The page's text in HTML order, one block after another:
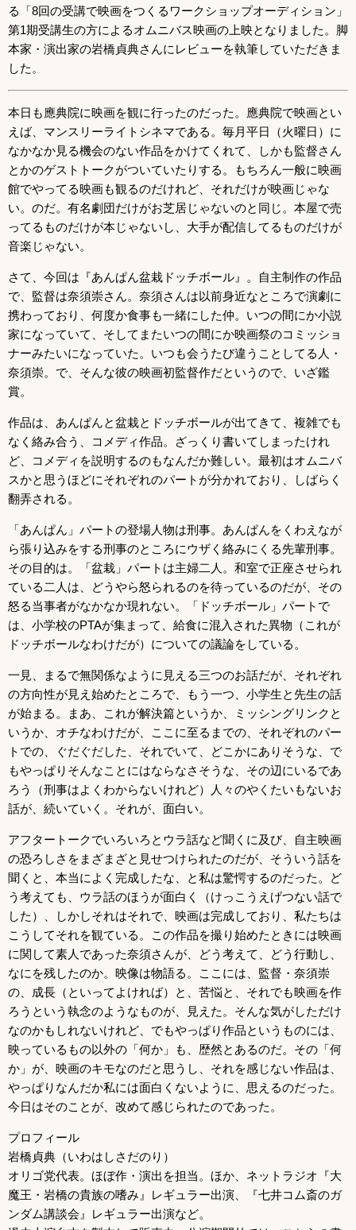
る「8回の受講で映画をつくるワークショップオーディション」
第1期受講生の方によるオムニバス映画の上映となりました。脚
本家・演出家の岩橋貞典さんにレビューを執筆していただきま
した。
本日も應典院に映画を観に行ったのだった。應典院で映画とい
えば、マンスリーライトシネマである。毎月平日（火曜日）に
なかなか見る機会のない作品をかけてくれて、しかも監督さん
とかのゲストトークがついていたりする。もちろん一般に映画
館でやってる映画も観るのだけれど、それだけが映画じゃな
い。のだ。有名劇団だけがお芝居じゃないのと同じ。本屋で売
ってるものだけが本じゃないし、大手が配信してるものだけが
音楽じゃない。
さて、今回は『あんぱん盆栽ドッチボール』。自主制作の作品
で、監督は奈須崇さん。奈須さんは以前身近なところで演劇に
携わっており、何度か食事も一緒にした仲。いつの間にか小説
家になっていて、そしてまたいつの間にか映画祭のコミッショ
ナーみたいになっていた。いつも会うたび違うことしてる人・
奈須崇。で、そんな彼の映画初監督作だというので、いざ鑑
賞。
作品は、あんぱんと盆栽とドッチボールが出てきて、複雑でも
なく絡み合う、コメディ作品。ざっくり書いてしまったけれ
ど、コメディを説明するのもなんだか難しい。最初はオムニバ
スかと思うほどにそれぞれのパートが分かれており、しばらく
翻弄される。
「あんぱん」パートの登場人物は刑事。あんぱんをくわえなが
ら張り込みをする刑事のところにウザく絡みにくる先輩刑事。
その目的は。「盆栽」パートは主婦二人。和室で正座させられ
ている二人は、どうやら怒られるのを待っているのだが、その
怒る当事者がなかなか現れない。「ドッチボール」パートで
は、小学校のPTAが集まって、給食に混入された異物（これが
ドッチボールなわけだが）についての議論をしている。
一見、まるで無関係なように見える三つのお話だが、それぞれ
の方向性が見え始めたところで、もう一つ、小学生と先生の話
が始まる。まあ、これが解決篇というか、ミッシングリンクと
いうか、オチなわけだが、ここに至るまでの、それぞれのパー
トでの、ぐだぐだした、それでいて、どこかにありそうな、で
もやっぱりそんなことにはならなさそうな、その辺にいるであ
ろう（刑事はよくわからないけれど）人々のやくたいもないお
話が、続いていく。それが、面白い。
アフタートークでいろいろとウラ話など聞くに及び、自主映画
の恐ろしさをまざまざと見せつけられたのだが、そういう話を
聞くと、本当によく完成したな、と私は驚愕するのだった。ど
う考えても、ウラ話のほうが面白く（けっこうえげつない話で
した）、しかしそれはそれで、映画は完成しており、私たちは
こうしてそれを観ている。この作品を撮り始めたときには映画
に関して素人であった奈須さんが、どう考えて、どう行動し、
なにを残したのか。映像は物語る。ここには、監督・奈須崇
の、成長（といってよければ）と、苦悩と、それでも映画を作
ろうという執念のようなものが、見えた。そんな気がしただけ
なのかもしれないけれど、でもやっぱり作品というものには、
映っているもの以外の「何か」も、歴然とあるのだ。その「何
か」が、映画のキモなのだと思うし、それを感じない作品は、
やっぱりなんだか私には面白くないように、思えるのだった。
今日はそのことが、改めて感じられたのであった。
プロフィール
岩橋貞典（いわはしさだのり）
オリゴ党代表。ほぼ作・演出を担当。ほか、ネットラジオ『大
魔王・岩橋の貴族の嗜み』レギュラー出演、『七井コム斎のガ
ンダム講談会』レギュラー出演など。